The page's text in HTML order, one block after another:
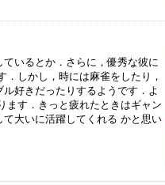
いるとか．さらに，優秀な彼に
しかし，時には麻雀をしたり，
好きだったりするようです．よ
ます．きっと疲れたときはギャン
大いに活躍してくれる かと思い